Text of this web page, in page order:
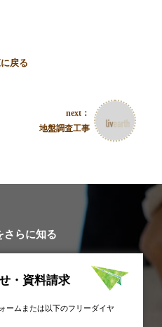
戻る
next：
地盤調査工事
らに知る
・資料請求
ームまたは以下のフリーダイヤ